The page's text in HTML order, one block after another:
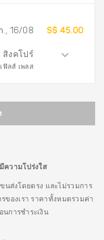
., 16/08
สิงคโปร์
ฟิลส์ เพลส
S$ 45.00
ความโปร่งใส
นส่งโดยตรง และไม่รวมการ
ของเรา ราคาทั้งหมดรวมค่า
นการชำระเงิน